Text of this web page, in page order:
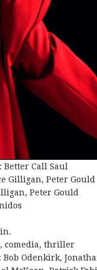
: Better Call Saul
Gilligan, Peter Gould
Peter Gould
comedia, thriller
: Bob Odenkirk,